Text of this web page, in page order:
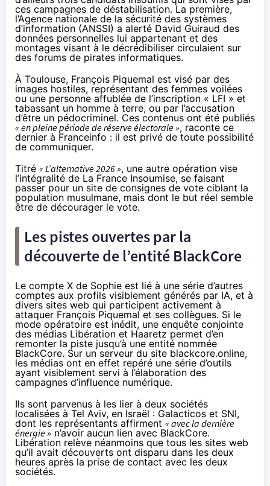
ces campagnes de déstabilisation. La première,
l’Agence nationale de la sécurité des systèmes
d’information (ANSSI) a alerté David Guiraud des
données personnelles lui appartenant et des
montages visant à le décrédibiliser circulaient sur
des forums de pirates informatiques.
À Toulouse, François Piquemal est visé par des
images hostiles, représentant des femmes voilées
ou une personne affublée de l’inscription « LFI » et
tabassant un homme à terre, ou par l’accusation
d’être un pédocriminel. Ces contenus ont été publiés
« en pleine période de réserve électorale », raconte ce
dernier à Franceinfo : il est privé de toute possibilité
de communiquer.
Titré « L’alternative 2026 », une autre opération vise
l’intégralité de La France Insoumise, se faisant
passer pour un site de consignes de vote ciblant la
population musulmane, mais dont le but réel semble
être de décourager le vote.
Les pistes ouvertes par la
découverte de l’entité BlackCore
Le compte X de Sophie est lié à une série d’autres
comptes aux profils visiblement générés par IA, et à
divers sites web qui participent activement à
attaquer François Piquemal et ses collègues. Si le
mode opératoire est inédit, une enquête conjointe
des médias Libération et Haaretz permet d’en
remonter la piste jusqu’à une entité nommée
BlackCore. Sur un serveur du site blackcore.online,
les médias ont en effet repéré une série d’outils
ayant visiblement servi à l’élaboration des
campagnes d’influence numérique.
Ils sont parvenus à les lier à deux sociétés
localisées à Tel Aviv, en Israël : Galacticos et SNI,
dont les représentants affirment « avec la dernière
énergie » n’avoir aucun lien avec BlackCore.
Libération relève néanmoins que tous les sites web
qu’il avait découverts ont disparu dans les deux
heures après la prise de contact avec les deux
sociétés.